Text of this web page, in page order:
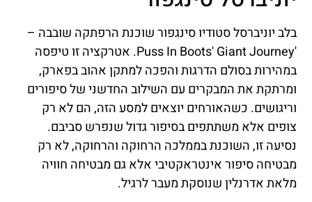
בלב יוניברסל סטודיו סינגפור שוכנת הרפתקה שובבה –
'Puss In Boots' Giant Journey. אטרקציה זו טיפסה
במהירות בסולם הדרגות והפכה למתקן אהוב בפארק,
ומרתקת את המבקרים עם השילוב החדשני של סיפורים
וריגושים. כשהאורחים יוצאים למסע הזה, הם לא רק
צופים אלא משתתפים בסיפור גדול שנפרש סביבם.
נסיעה זו, השוכנת בממלכה הרחוקה והרחוקה, לא רק
מבטיחה סיפור אינטראקטיבי אלא גם מבטיחה חוויה
מלאת אדרנלין שנוסקת מעבר לרגיל.